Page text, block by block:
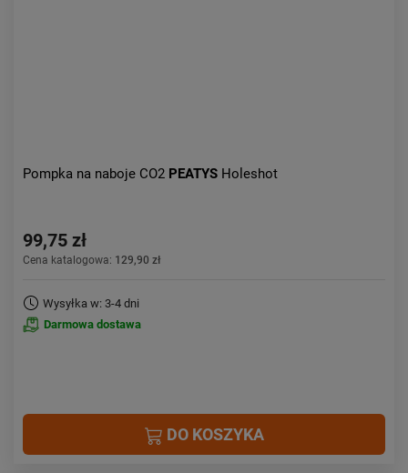
Pompka na naboje CO2 PEATYS Holeshot
99,75 zł
Cena katalogowa: 129,90 zł
Wysyłka w: 3-4 dni
Darmowa dostawa
DO KOSZYKA